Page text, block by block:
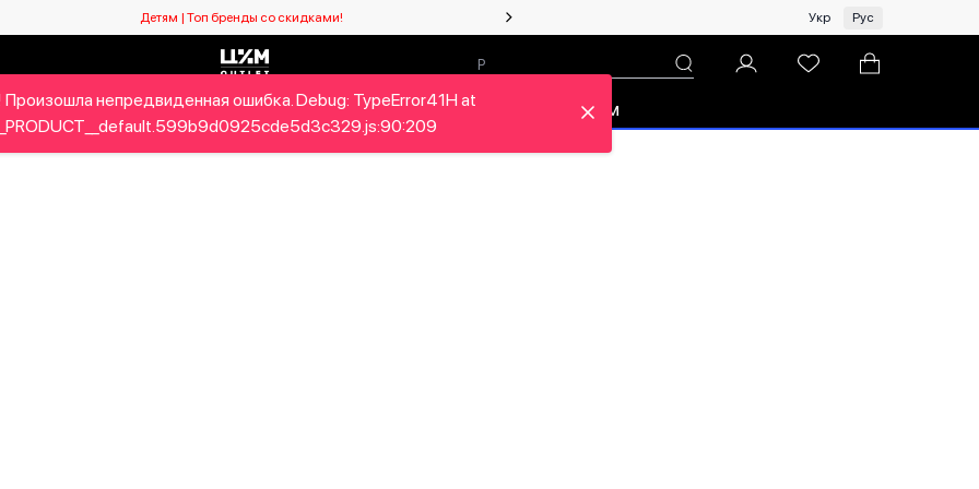
Детям | Топ бренды со скидками! Женщинам | Топ бренды со скидками!
Укр Рус
Детям Home&Gifts Бренды Новый сезон Про ЦУМ
непредвиденная ошибка. Debug: TypeError41H at